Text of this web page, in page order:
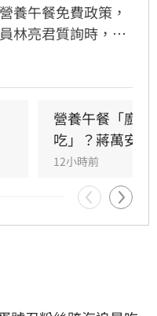
養午餐免費政策，
林亮君質詢時，教
與剩食送交「食物
「蔣萬安還有臉講
營養午餐「廚
吃」？蔣萬安回
12小時前